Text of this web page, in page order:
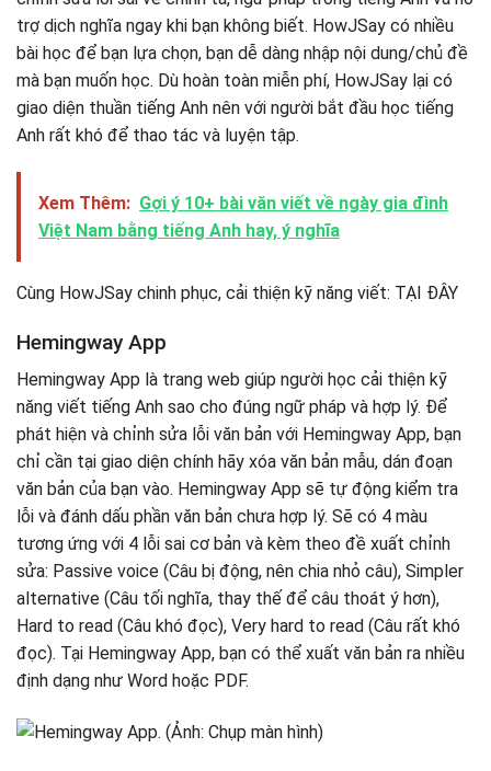
trợ dịch nghĩa ngay khi bạn không biết. HowJSay có nhiều
bài học để bạn lựa chọn, bạn dễ dàng nhập nội dung/chủ đề
mà bạn muốn học. Dù hoàn toàn miễn phí, HowJSay lại có
giao diện thuần tiếng Anh nên với người bắt đầu học tiếng
Anh rất khó để thao tác và luyện tập.
Xem Thêm: Gợi ý 10+ bài văn viết về ngày gia đình
Việt Nam bằng tiếng Anh hay, ý nghĩa
Cùng HowJSay chinh phục, cải thiện kỹ năng viết: TẠI ĐÂY
Hemingway App
Hemingway App là trang web giúp người học cải thiện kỹ
năng viết tiếng Anh sao cho đúng ngữ pháp và hợp lý. Để
phát hiện và chỉnh sửa lỗi văn bản với Hemingway App, bạn
chỉ cần tại giao diện chính hãy xóa văn bản mẫu, dán đoạn
văn bản của bạn vào. Hemingway App sẽ tự động kiểm tra
lỗi và đánh dấu phần văn bản chưa hợp lý. Sẽ có 4 màu
tương ứng với 4 lỗi sai cơ bản và kèm theo đề xuất chỉnh
sửa: Passive voice (Câu bị động, nên chia nhỏ câu), Simpler
alternative (Câu tối nghĩa, thay thế để câu thoát ý hơn),
Hard to read (Câu khó đọc), Very hard to read (Câu rất khó
đọc). Tại Hemingway App, bạn có thể xuất văn bản ra nhiều
định dạng như Word hoặc PDF.